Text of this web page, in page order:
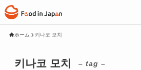
ホーム 키나코 모치
키나코 모치 – tag –